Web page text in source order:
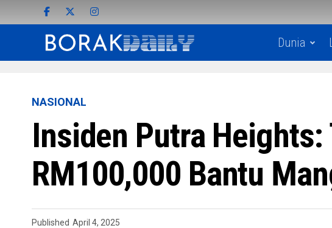
Dunia
NASIONAL
Insiden Putra
RM100,000 Bantu
Published April 4, 2025